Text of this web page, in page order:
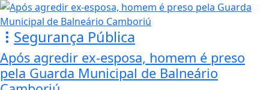
Segurança Pública
Após agredir ex-esposa, homem é preso
pela Guarda Municipal de Balneário